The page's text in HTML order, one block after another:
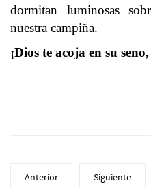
dormitan luminosas
nuestra campiña.
¡Dios te acoja en su
Anterior Siguiente